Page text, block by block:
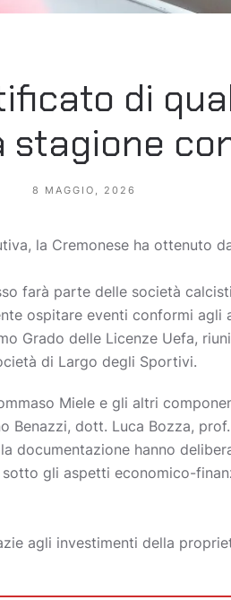
di
stagione
8 MAGGIO, 2026
la Cremonese ha ottenuto
farà parte delle società
ospitare eventi conformi agli
Grado delle Licenze Uefa,
di Largo degli Sportivi.
Miele e gli altri
Benazzi, dott. Luca Bozza,
documentazione hanno
gli aspetti economico-
agli investimenti della